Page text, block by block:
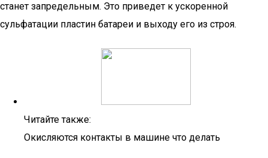
станет запредельным. Это приведет к ускоренной
сульфатации пластин батареи и выходу его из строя.
Читайте также:
Окисляются контакты в машине что делать